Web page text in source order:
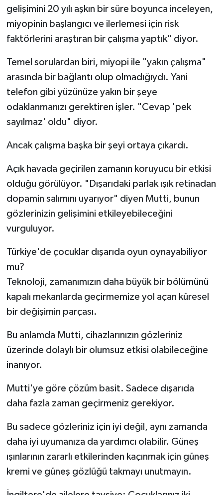
gelişimini 20 yılı aşkın bir süre boyunca inceleyen,
miyopinin başlangıcı ve ilerlemesi için risk
faktörlerini araştıran bir çalışma yaptık" diyor.
Temel sorulardan biri, miyopi ile "yakın çalışma"
arasında bir bağlantı olup olmadığıydı. Yani
telefon gibi yüzünüze yakın bir şeye
odaklanmanızı gerektiren işler. "Cevap 'pek
sayılmaz' oldu" diyor.
Ancak çalışma başka bir şeyi ortaya çıkardı.
Açık havada geçirilen zamanın koruyucu bir etkisi
olduğu görülüyor. "Dışarıdaki parlak ışık retinadan
dopamin salımını uyarıyor" diyen Mutti, bunun
gözlerinizin gelişimini etkileyebileceğini
vurguluyor.
Türkiye'de çocuklar dışarıda oyun oynayabiliyor
mu?
Teknoloji, zamanımızın daha büyük bir bölümünü
kapalı mekanlarda geçirmemize yol açan küresel
bir değişimin parçası.
Bu anlamda Mutti, cihazlarınızın gözleriniz
üzerinde dolaylı bir olumsuz etkisi olabileceğine
inanıyor.
Mutti'ye göre çözüm basit. Sadece dışarıda
daha fazla zaman geçirmeniz gerekiyor.
Bu sadece gözleriniz için iyi değil, aynı zamanda
daha iyi uyumanıza da yardımcı olabilir. Güneş
ışınlarının zararlı etkilerinden kaçınmak için güneş
kremi ve güneş gözlüğü takmayı unutmayın.